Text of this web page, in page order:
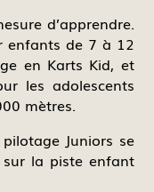
d’apprendre.
enfants de 7 à 12
en Karts Kid, et
les adolescents
mètres.
Juniors se
la piste enfant